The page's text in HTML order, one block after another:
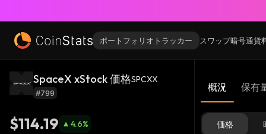
ポートフォリオトラッカー スワップ暗号通貨
SpaceX xStock 価格SPCXX
#799
$114.19 4.6%
概況 保有
価格